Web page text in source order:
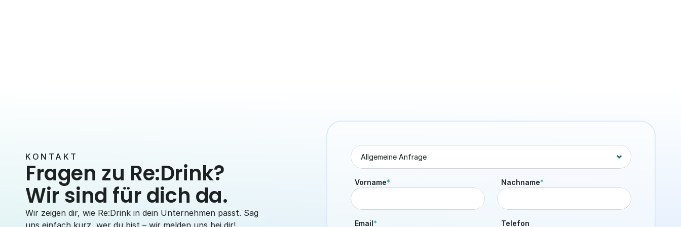
KONTAKT
Fragen zu Re:Drink?
Wir sind für dich da.
Wir zeigen dir, wie Re:Drink in dein Unternehmen passt. Sag
uns einfach kurz, wer du bist – wir melden uns bei dir!
Vorname* Nachname*
Email* Telefon